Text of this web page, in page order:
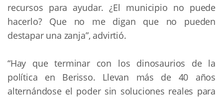
recursos para ayudar. ¿El municipio no puede
hacerlo? Que no me digan que no pueden
destapar una zanja”, advirtió.
“Hay que terminar con los dinosaurios de la
política en Berisso. Llevan más de 40 años
alternándose el poder sin soluciones reales para